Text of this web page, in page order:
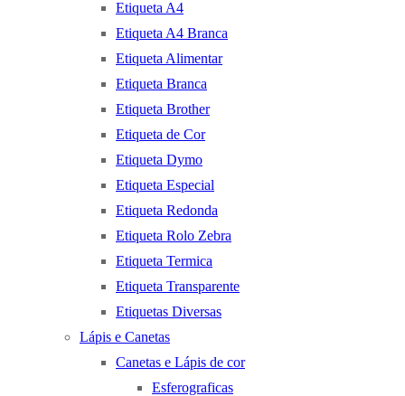
Etiqueta A4
Etiqueta A4 Branca
Etiqueta Alimentar
Etiqueta Branca
Etiqueta Brother
Etiqueta de Cor
Etiqueta Dymo
Etiqueta Especial
Etiqueta Redonda
Etiqueta Rolo Zebra
Etiqueta Termica
Etiqueta Transparente
Etiquetas Diversas
Lápis e Canetas
Canetas e Lápis de cor
Esferograficas